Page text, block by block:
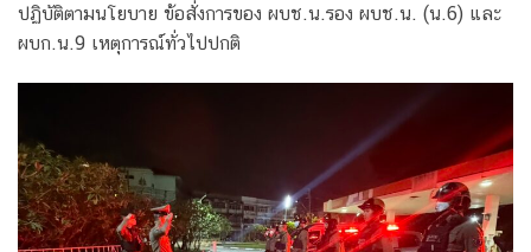
ปฏิบัติตามนโยบาย ข้อสั่งการของ ผบช.น.รอง ผบช.น. (น.6) และ
ผบก.น.9 เหตุการณ์ทั่วไปปกติ